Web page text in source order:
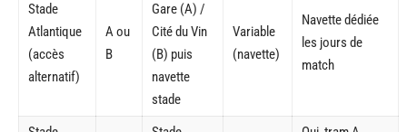
Stade
Atlantique
(accès
alternatif)
A ou
B
Gare (A) /
Cité du Vin
(B) puis
navette
stade
Variable
(navette)
Navette dédiée
les jours de
match